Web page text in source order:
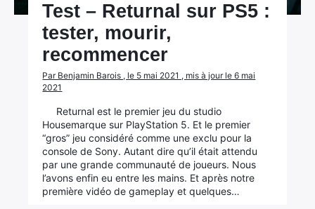
Test – Returnal sur PS5 :
tester, mourir,
recommencer
Par Benjamin Barois , le 5 mai 2021 , mis à jour le 6 mai
2021
Returnal est le premier jeu du studio
Housemarque sur PlayStation 5. Et le premier
“gros” jeu considéré comme une exclu pour la
console de Sony. Autant dire qu’il était attendu
par une grande communauté de joueurs. Nous
l’avons enfin eu entre les mains. Et après notre
première vidéo de gameplay et quelques…